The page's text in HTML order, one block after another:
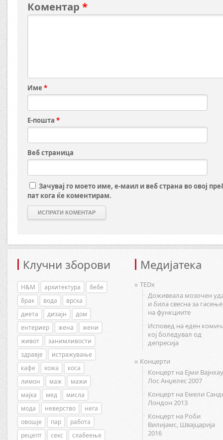
Коментар *
Име *
Е-пошта *
Веб страница
Зачувај го моето име, е-маил и веб страна во овој
пат кога ќе коментирам.
Клучни зборови
H&M архитектура
бебе
брак
вода
врска
диета
дизајн
дом
ентериер
жена
жени
живот
занимливости
здравје
истражување
кафе
кожа
коса
лимон
маж
мажи
мајка
мед
мисла
мода
неверство
нега
овошје
пар
работа
рецепт
секс
слабеење
Медијатека
TEDx
Доживеала мозочен
и била свесна за
на функциите
Исповед на еден
кој боледувал од
депресија
Концерти
Концерт на Ејми
Лос Анџелес 2007
Концерт на Емели
Лондон 2013
Концерт на Роби
Вилијамс, Швајцарија
2016